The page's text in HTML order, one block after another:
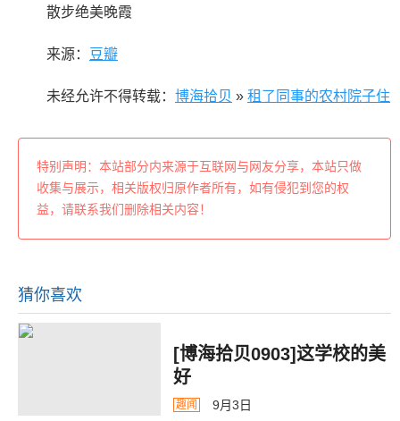
散步绝美晚霞
来源： 豆瓣
未经允许不得转载： 博海拾贝 » 租了同事的农村院子住
特别声明：本站部分内来源于互联网与网友分享，本站只做
收集与展示，相关版权归原作者所有，如有侵犯到您的权
益，请联系我们删除相关内容！
猜你喜欢
[博海拾贝0903]这学校的美
好
趣闻 9月3日